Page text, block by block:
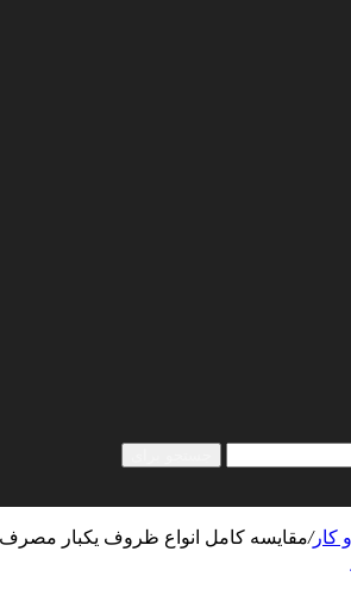
کار/مقایسه کامل انواع ظروف یکبار مصرف | بررسی